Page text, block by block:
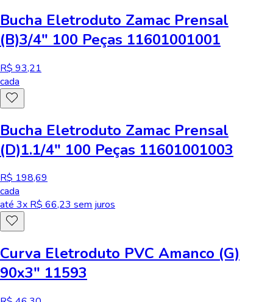
Bucha Eletroduto Zamac Prensal
(B)3/4" 100 Peças 11601001001
R$ 93,21
cada
Bucha Eletroduto Zamac Prensal
(D)1.1/4" 100 Peças 11601001003
R$ 198,69
cada
até3x R$66,23sem juros
Curva Eletroduto PVC Amanco (G)
90x3" 11593